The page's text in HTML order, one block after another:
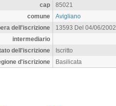
cap
85021
comune
Avigliano
dell'iscrizione
13593 Del 04/06/2002
intermediario
dell'iscrizione
Iscritto
d'iscrizione
Basilicata